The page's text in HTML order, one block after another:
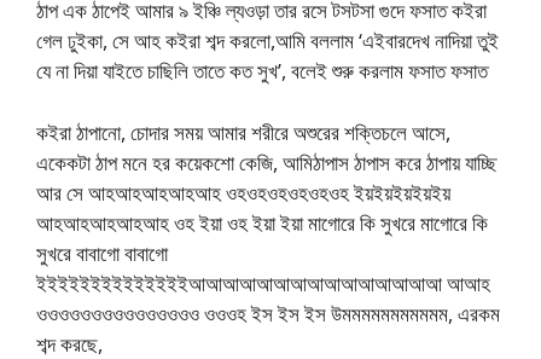
ঠাপ এক ঠাপেই আমার ৯ ইঞ্চি ল্যওড়া তার রসে টসটসা গুদে ফসাত কইরা
গেল ঢুইকা, সে আহ কইরা শব্দ করলো,আমি বললাম ‘এইবারদেখ নাদিয়া তুই
যে না দিয়া যাইতে চাছিলি তাতে কত সুখ’, বলেই শুরু করলাম ফসাত ফসাত
কইরা ঠাপানো, চোদার সময় আমার শরীরে অশুরের শক্তিচলে আসে,
একেকটা ঠাপ মনে হর কয়েকশো কেজি, আমিঠাপাস ঠাপাস করে ঠাপায় যাচ্ছি
আর সে আহআহআহআহআহ ওহওহওহওহওহওহ ইয়ইয়ইয়ইয়ইয়
আহআহআহআহআহ ওহ ইয়া ওহ ইয়া ইয়া মাগোরে কি সুখরে মাগোরে কি
সুখরে বাবাগো বাবাগো
ইইইইইইইইইইইইইইআআআআআআআআআআআআআআআ আআহ
ওওওওওওওওওওওওওওও ওওওহ ইস ইস ইস উমমমমমমমমমমম, এরকম
শব্দ করছে,